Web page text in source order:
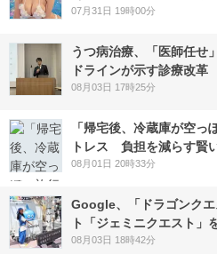
07月31日 19時00分
うつ病治療、「医師任
ドラインが示す診療改革
08月03日 17時25分
「帰宅後、冷蔵庫が空
トレス 負担を減らす賢
08月01日 20時33分
Google、「ドラゴンク
ト「ジェミニクエスト」
08月03日 18時42分